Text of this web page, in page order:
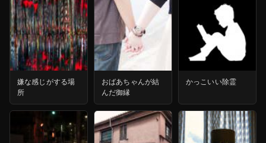
嫌な感じがする場
所
おばあちゃんが結
んだ御縁
かっこいい除霊